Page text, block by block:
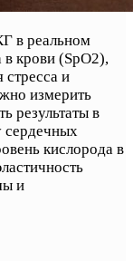
в реальном
крови (SpO2),
и
измерить
результаты в
сердечных
кислорода в
и